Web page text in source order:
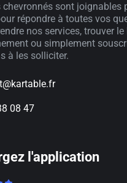
chevronnés sont joignables
répondre à toutes vos
nos services, trouver le
ou simplement
à les solliciter.
08 47
l'application